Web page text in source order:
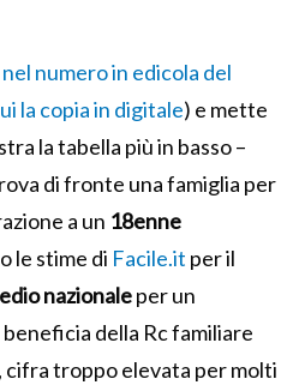
nel numero in edicola del
la copia in digitale) e mette
la tabella più in basso –
di fronte una famiglia per
a un 18enne
le stime di Facile.it per il
nazionaleper un
della Rc familiare
cifra troppo elevata per molti